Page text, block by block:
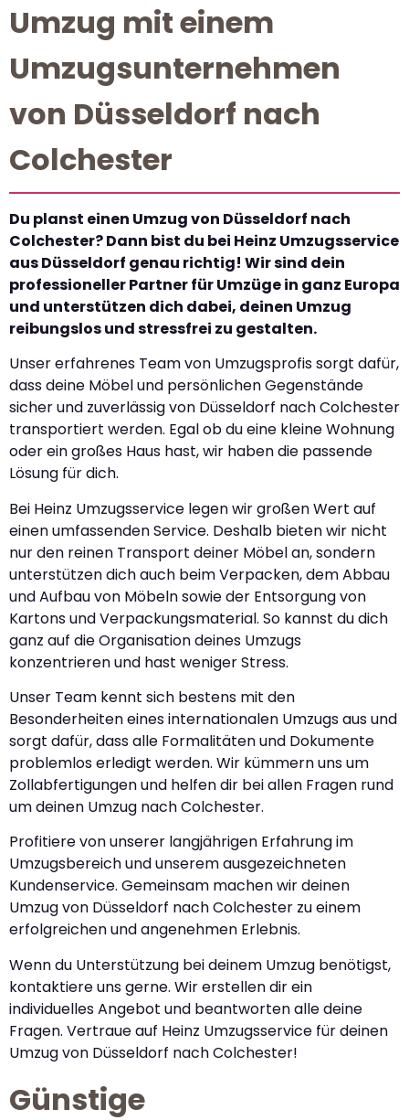
Umzug mit einem
Umzugsunternehmen
von Düsseldorf nach
Colchester
Du planst einen Umzug von Düsseldorf nach
Colchester? Dann bist du bei Heinz Umzugsservice
aus Düsseldorf genau richtig! Wir sind dein
professioneller Partner für Umzüge in ganz Europa
und unterstützen dich dabei, deinen Umzug
reibungslos und stressfrei zu gestalten.
Unser erfahrenes Team von Umzugsprofis sorgt dafür,
dass deine Möbel und persönlichen Gegenstände
sicher und zuverlässig von Düsseldorf nach Colchester
transportiert werden. Egal ob du eine kleine Wohnung
oder ein großes Haus hast, wir haben die passende
Lösung für dich.
Bei Heinz Umzugsservice legen wir großen Wert auf
einen umfassenden Service. Deshalb bieten wir nicht
nur den reinen Transport deiner Möbel an, sondern
unterstützen dich auch beim Verpacken, dem Abbau
und Aufbau von Möbeln sowie der Entsorgung von
Kartons und Verpackungsmaterial. So kannst du dich
ganz auf die Organisation deines Umzugs
konzentrieren und hast weniger Stress.
Unser Team kennt sich bestens mit den
Besonderheiten eines internationalen Umzugs aus und
sorgt dafür, dass alle Formalitäten und Dokumente
problemlos erledigt werden. Wir kümmern uns um
Zollabfertigungen und helfen dir bei allen Fragen rund
um deinen Umzug nach Colchester.
Profitiere von unserer langjährigen Erfahrung im
Umzugsbereich und unserem ausgezeichneten
Kundenservice. Gemeinsam machen wir deinen
Umzug von Düsseldorf nach Colchester zu einem
erfolgreichen und angenehmen Erlebnis.
Wenn du Unterstützung bei deinem Umzug benötigst,
kontaktiere uns gerne. Wir erstellen dir ein
individuelles Angebot und beantworten alle deine
Fragen. Vertraue auf Heinz Umzugsservice für deinen
Umzug von Düsseldorf nach Colchester!
Günstige